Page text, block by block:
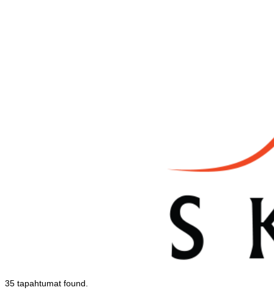
35 tapahtumat found.